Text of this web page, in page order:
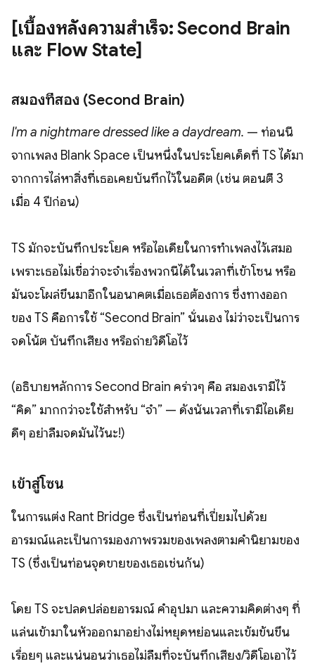
[เบื้องหลังความสำเร็จ: Second Brain
และ Flow State]
สมองที่สอง (Second Brain)
I'm a nightmare dressed like a daydream. — ท่อนนี้
จากเพลง Blank Space เป็นหนึ่งในประโยคเด็ดที่ TS ได้มา
จากการไล่หาสิ่งที่เธอเคยบันทึกไว้ในอดีต (เช่น ตอนตี 3
เมื่อ 4 ปีก่อน)
TS มักจะบันทึกประโยค หรือไอเดียในการทำเพลงไว้เสมอ
เพราะเธอไม่เชื่อว่าจะจำเรื่องพวกนี้ได้ในเวลาที่เข้าโซน หรือ
มันจะโผล่ขึ้นมาอีกในอนาคตเมื่อเธอต้องการ ซึ่งทางออก
ของ TS คือการใช้ “Second Brain” นั่นเอง ไม่ว่าจะเป็นการ
จดโน้ต บันทึกเสียง หรือถ่ายวิดีโอไว้
(อธิบายหลักการ Second Brain คร่าวๆ คือ สมองเรามีไว้
“คิด” มากกว่าจะใช้สำหรับ “จำ” — ดังนั้นเวลาที่เรามีไอเดีย
ดีๆ อย่าลืมจดมันไว้นะ!)
เข้าสู่โซน
ในการแต่ง Rant Bridge ซึ่งเป็นท่อนที่เปี่ยมไปด้วย
อารมณ์และเป็นการมองภาพรวมของเพลงตามคำนิยามของ
TS (ซึ่งเป็นท่อนจุดขายของเธอเช่นกัน)
โดย TS จะปลดปล่อยอารมณ์ คำอุปมา และความคิดต่างๆ ที่
แล่นเข้ามาในหัวออกมาอย่างไม่หยุดหย่อนและเข้มข้นขึ้น
เรื่อยๆ และแน่นอนว่าเธอไม่ลืมที่จะบันทึกเสียง/วิดีโอเอาไว้